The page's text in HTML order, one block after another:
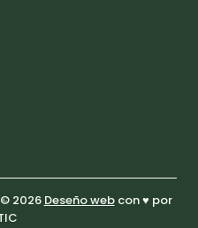
2026 Deseño webcon ♥️ por